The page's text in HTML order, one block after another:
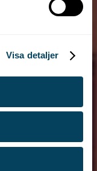
Visa detaljer